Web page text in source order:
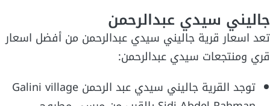
جاليني سيدي عبدالرحمن
تعد اسعار قرية جاليني سيدي عبدالرحمن من أفضل اسعار
قري ومنتجعات سيدي عبدالرحمن:
توجد القرية جاليني سيدي عبد الرحمن Galini village